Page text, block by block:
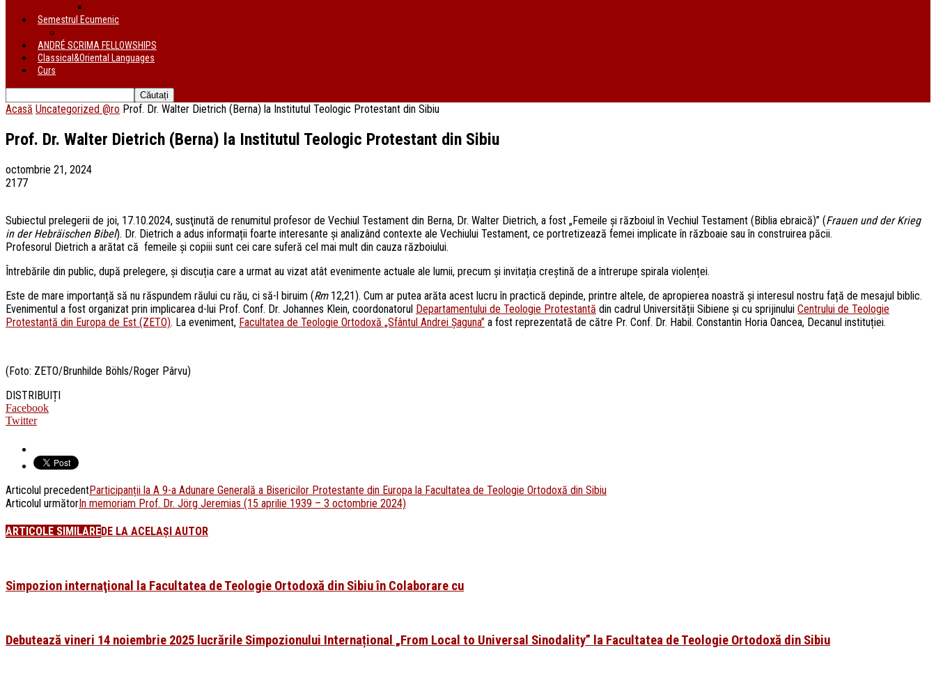
Semestrul Ecumenic
ANDRÉ SCRIMA FELLOWSHIPS
Classical&Oriental Languages
Curs
Acasă Uncategorized @ro Prof. Dr. Walter Dietrich (Berna) la Institutul Teologic Protestant din Sibiu
Prof. Dr. Walter Dietrich (Berna) la Institutul Teologic Protestant din Sibiu
octombrie 21, 2024
2177
Subiectul prelegerii de joi, 17.10.2024, susţinută de renumitul profesor de Vechiul Testament din Berna, Dr. Walter Dietrich, a fost „Femeile și războiul în Vechiul Testament (Biblia ebraică)” (Frauen und der Krieg
in der Hebräischen Bibel). Dr. Dietrich a adus informații foarte interesante și analizând contexte ale Vechiului Testament, ce portretizează femei implicate în războaie sau în construirea păcii.
Profesorul Dietrich a arătat că femeile și copiii sunt cei care suferă cel mai mult din cauza războiului.
Întrebările din public, după prelegere, și discuția care a urmat au vizat atât evenimente actuale ale lumii, precum și invitația creștină de a întrerupe spirala violenței.
Este de mare importanță să nu răspundem răului cu rău, ci să-l biruim (Rm 12,21). Cum ar putea arăta acest lucru în practică depinde, printre altele, de apropierea noastră și interesul nostru față de mesajul biblic.
Evenimentul a fost organizat prin implicarea d-lui Prof. Conf. Dr. Johannes Klein, coordonatorul Departamentului de Teologie Protestantă din cadrul Universității Sibiene și cu sprijinului Centrului de Teologie
Protestantă din Europa de Est (ZETO). La eveniment, Facultatea de Teologie Ortodoxă „Sfântul Andrei Șaguna” a fost reprezentată de către Pr. Conf. Dr. Habil. Constantin Horia Oancea, Decanul instituției.
(Foto: ZETO/Brunhilde Böhls/Roger Pârvu)
DISTRIBUIȚI
Facebook
Twitter
Articolul precedentParticipanții la A 9-a Adunare Generală a Bisericilor Protestante din Europa la Facultatea de Teologie Ortodoxă din Sibiu
Articolul următorIn memoriam Prof. Dr. Jörg Jeremias (15 aprilie 1939 – 3 octombrie 2024)
ARTICOLE SIMILAREDE LA ACELAȘI AUTOR
Simpozion internaţional la Facultatea de Teologie Ortodoxă din Sibiu în Colaborare cu
Debutează vineri 14 noiembrie 2025 lucrările Simpozionului Internațional „From Local to Universal Sinodality” la Facultatea de Teologie Ortodoxă din Sibiu